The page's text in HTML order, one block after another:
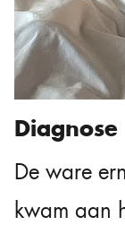
Diagnose
De ware
kwam aan